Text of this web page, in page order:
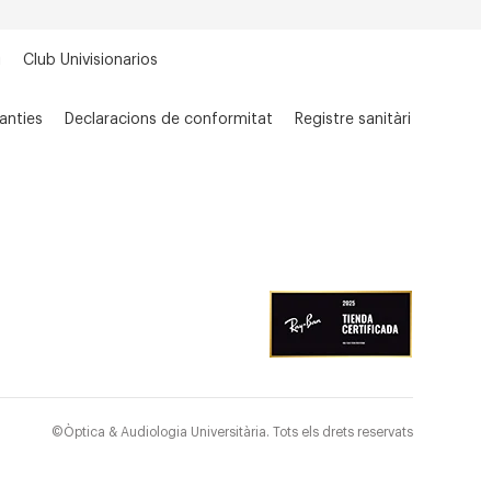
Club Univisionarios
Declaracions de conformitat Registre sanitàri
©Òptica & Audiologia Universitària. Tots els drets reservats